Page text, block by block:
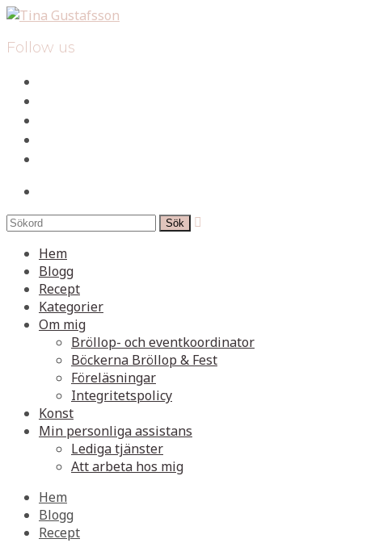
Follow us

Hem
Blogg
Recept
Kategorier
Om mig
Bröllop- och eventkoordinator
Böckerna Bröllop & Fest
Föreläsningar
Integritetspolicy
Konst
Min personliga assistans
Lediga tjänster
Att arbeta hos mig
Hem
Blogg
Recept